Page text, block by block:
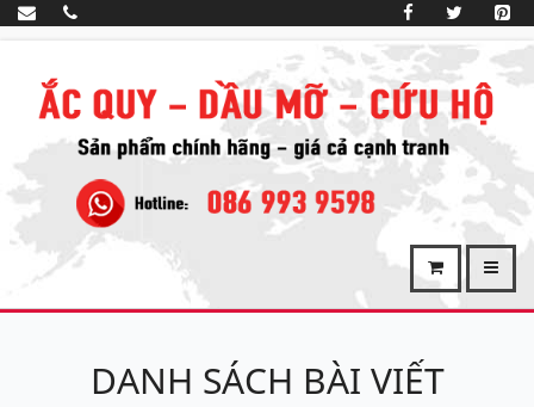
DANH SÁCH BÀI VIẾT